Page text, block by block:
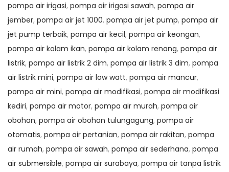
pompa air irigasi, pompa air irigasi sawah, pompa air
jember, pompa air jet 1000, pompa air jet pump, pompa air
jet pump terbaik, pompa air kecil, pompa air keongan,
pompa air kolam ikan, pompa air kolam renang, pompa air
listrik, pompa air listrik 2 dim, pompa air listrik 3 dim, pompa
air listrik mini, pompa air low watt, pompa air mancur,
pompa air mini, pompa air modifikasi, pompa air modifikasi
kediri, pompa air motor, pompa air murah, pompa air
obohan, pompa air obohan tulungagung, pompa air
otomatis, pompa air pertanian, pompa air rakitan, pompa
air rumah, pompa air sawah, pompa air sederhana, pompa
air submersible, pompa air surabaya, pompa air tanpa listrik